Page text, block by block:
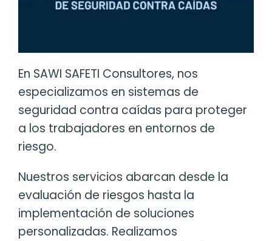
En SAWI SAFETI Consultores, nos
especializamos en sistemas de
seguridad contra caídas para proteger
a los trabajadores en entornos de
riesgo.
Nuestros servicios abarcan desde la
evaluación de riesgos hasta la
implementación de soluciones
personalizadas. Realizamos